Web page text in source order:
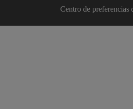
Centro de preferencias